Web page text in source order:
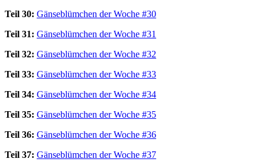
Teil 30: Gänseblümchen der Woche #30
Teil 31: Gänseblümchen der Woche #31
Teil 32: Gänseblümchen der Woche #32
Teil 33: Gänseblümchen der Woche #33
Teil 34: Gänseblümchen der Woche #34
Teil 35: Gänseblümchen der Woche #35
Teil 36: Gänseblümchen der Woche #36
Teil 37: Gänseblümchen der Woche #37